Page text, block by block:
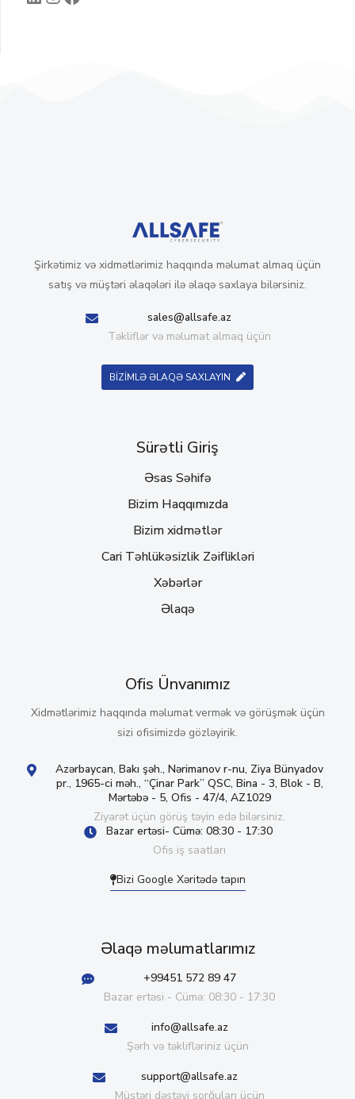
Şirkətimiz və xidmətlərimiz haqqında məlumat almaq üçün
satış və müştəri əlaqələri ilə əlaqə saxlaya bilərsiniz.
sales@allsafe.az
Təkliflər və məlumat almaq üçün
BİZİMLƏ ƏLAQƏ SAXLAYIN
Sürətli Giriş
Əsas Səhifə
Bizim Haqqımızda
Bizim xidmətlər
Cari Təhlükəsizlik Zəiflikləri
Xəbərlər
Əlaqə
Ofis Ünvanımız
Xidmətlərimiz haqqında məlumat vermək və görüşmək üçün
sizi ofisimizdə gözləyirik.
Azərbaycan, Bakı şəh., Nərimanov r-nu, Ziya Bünyadov
pr., 1965-ci məh., “Çinar Park” QSC, Bina - 3, Blok - B,
Mərtəbə - 5, Ofis - 47/4, AZ1029
Ziyarət üçün görüş təyin edə bilərsiniz.
Bazar ertəsi- Cümə: 08:30 - 17:30
Ofis iş saatları
Bizi Google Xəritədə tapın
Əlaqə məlumatlarımız
+99451 572 89 47
Bazar ertəsi - Cümə: 08:30 - 17:30
info@allsafe.az
Şərh və təklifləriniz üçün
support@allsafe.az
Müştəri dəstəyi sorğuları üçün